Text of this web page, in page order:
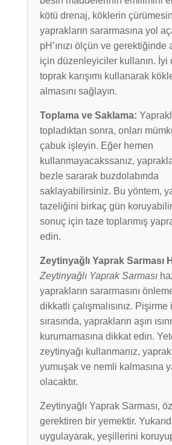
kötü drenaj, köklerin
yaprakların sararmasına yol
pH’ınızı ölçün ve gerektiğinde
için düzenleyiciler kullanın. İyi
toprak karışımı kullanarak
almasını sağlayın.
Toplama ve Saklama:
topladıktan sonra, onları
çabuk işleyin. Eğer hemen
kullanmayacakssanız,
bezle sararak buzdolabında
saklayabilirsiniz. Bu yöntem,
tazeliğini birkaç gün
sonuç için taze toplanmış
edin.
Zeytinyağlı Yaprak Sarması
Zeytinyağlı Yaprak Sarması
yaprakların sararmasını
dikkatli çalışmalısınız. Pişirme
sırasında, yaprakların aşırı
kurumamasına dikkat edin.
zeytinyağı kullanmanız,
yumuşak ve nemli kalmasına
olacaktır.
Zeytinyağlı Yaprak Sarması,
gerektiren bir yemektir.
uygulayarak, yeşillerini